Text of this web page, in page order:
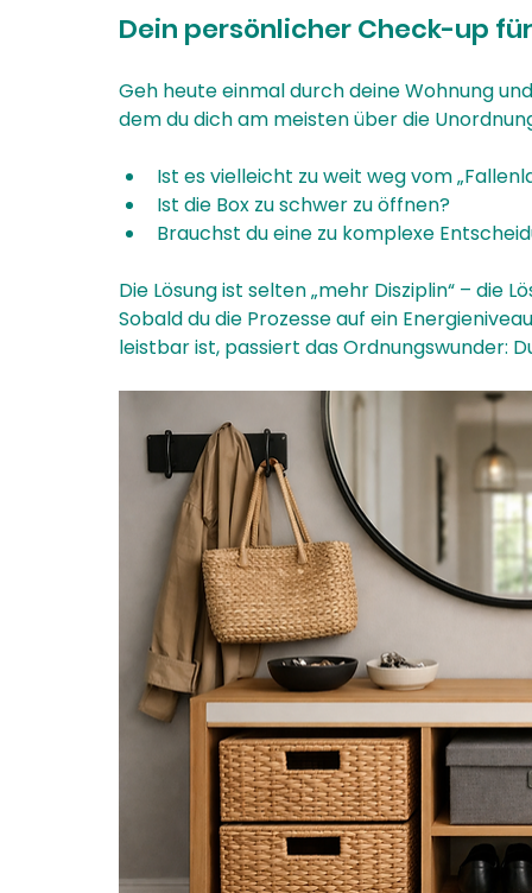
Dein persönlicher Check-up
Geh heute einmal durch deine Wohnung
dem du dich am meisten über die
Ist es vielleicht zu weit weg vom
Ist die Box zu schwer zu öffnen?
Brauchst du eine zu komplexe
Die Lösung ist selten „mehr Disziplin“ – die
Sobald du die Prozesse auf ein
leistbar ist, passiert das Ordnungswunder: